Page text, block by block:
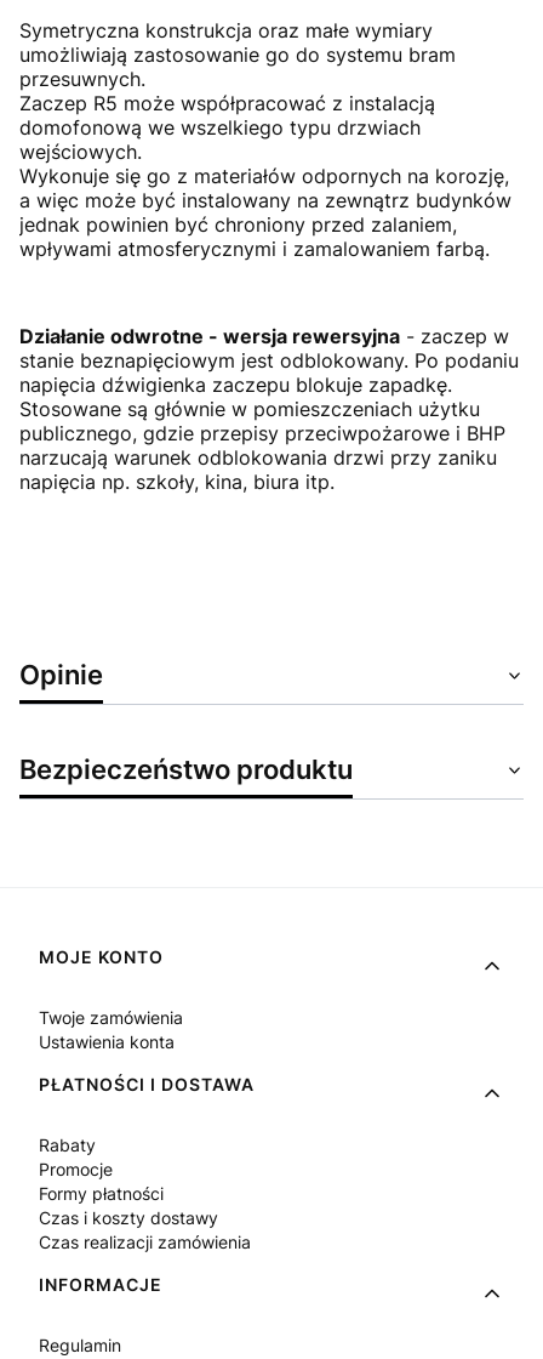
Symetryczna konstrukcja oraz małe wymiary
umożliwiają zastosowanie go do systemu bram
przesuwnych.
Zaczep R5 może współpracować z instalacją
domofonową we wszelkiego typu drzwiach
wejściowych.
Wykonuje się go z materiałów odpornych na korozję,
a więc może być instalowany na zewnątrz budynków
jednak powinien być chroniony przed zalaniem,
wpływami atmosferycznymi i zamalowaniem farbą.
Działanie odwrotne - wersja rewersyjna - zaczep w
stanie beznapięciowym jest odblokowany. Po podaniu
napięcia dźwigienka zaczepu blokuje zapadkę.
Stosowane są głównie w pomieszczeniach użytku
publicznego, gdzie przepisy przeciwpożarowe i BHP
narzucają warunek odblokowania drzwi przy zaniku
napięcia np. szkoły, kina, biura itp.
Opinie
Bezpieczeństwo produktu
Linki w stopce
MOJE KONTO
Twoje zamówienia
Ustawienia konta
PŁATNOŚCI I DOSTAWA
Rabaty
Promocje
Formy płatności
Czas i koszty dostawy
Czas realizacji zamówienia
INFORMACJE
Regulamin